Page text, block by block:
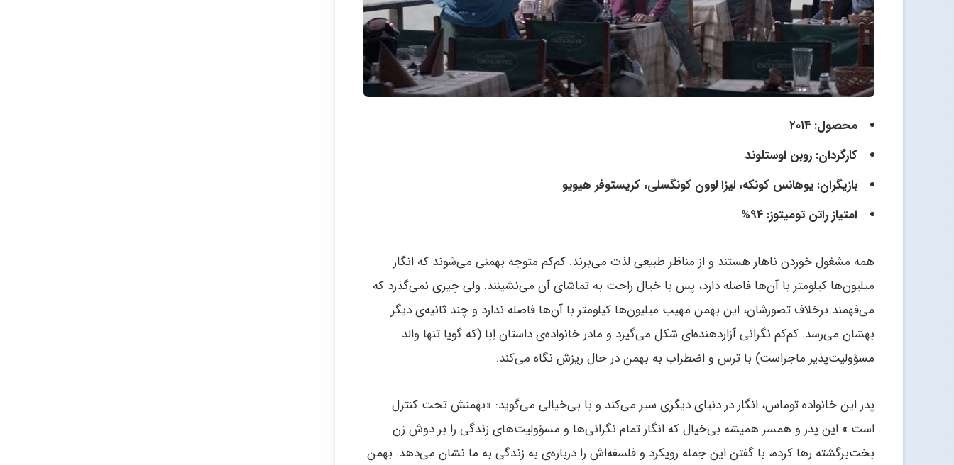
محصول: ۲۰۱۴
کارگردان: روبن اوستلوند
بازیگران: یوهانس کونکه، لیزا لوون کونگسلی، کریستوفر هیویو
امتیاز راتن تومیتوز: ۹۴%
همه مشغول خوردن ناهار هستند و از مناظر طبیعی لذت می‌برند. کم‌کم متوجه بهمنی می‌شوند که انگار
میلیون‌ها کیلومتر با آن‌ها فاصله دارد، پس با خیال راحت به تماشای آن می‌نشینند. ولی چیزی نمی‌گذرد که
می‌فهمند برخلاف تصورشان، این بهمن مهیب میلیون‌ها کیلومتر با آن‌ها فاصله ندارد و چند ثانیه‌ی دیگر
بهشان می‌رسد. کم‌کم نگرانی آزاردهنده‌ای شکل می‌گیرد و مادر خانواده‌ی داستان اِبا (که گویا تنها والد
مسؤولیت‌پذیر ماجراست) با ترس و اضطراب به بهمن در حال ریزش نگاه می‌کند.
پدر این خانواده توماس، انگار در دنیای دیگری سیر می‌کند و با بی‌خیالی می‌گوید: «بهمنش تحت کنترل
است.» این پدر و همسر همیشه بی‌خیال که انگار تمام نگرانی‌ها و مسؤولیت‌های زندگی را بر دوش زن
بخت‌برگشته رها کرده، با گفتن این جمله رویکرد و فلسفه‌اش را درباره‌ی به زندگی به ما نشان می‌دهد. بهمن